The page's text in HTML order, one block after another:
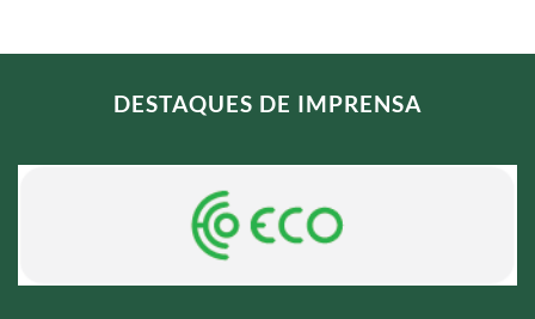
DESTAQUES DE IMPRENSA